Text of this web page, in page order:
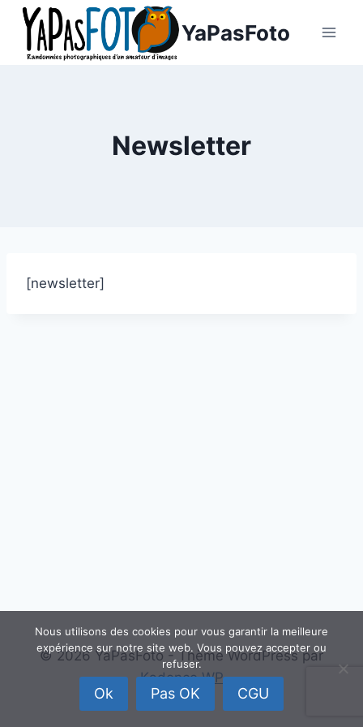
Aller
contenu
YaPasFoto
Newsletter
[newsletter]
© 2026 YaPasFoto - Thème WordPress par
Kadence WP
Nous utilisons des cookies pour vous garantir la meilleure
expérience sur notre site web. Vous pouvez accepter ou
refuser.
Ok Pas OK CGU